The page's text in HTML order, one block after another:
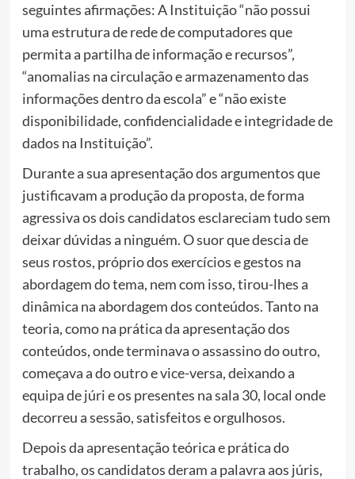
seguintes afirmações: A Instituição “não possui
uma estrutura de rede de computadores que
permita a partilha de informação e recursos”,
“anomalias na circulação e armazenamento das
informações dentro da escola” e “não existe
disponibilidade, confidencialidade e integridade de
dados na Instituição”.
Durante a sua apresentação dos argumentos que
justificavam a produção da proposta, de forma
agressiva os dois candidatos esclareciam tudo sem
deixar dúvidas a ninguém. O suor que descia de
seus rostos, próprio dos exercícios e gestos na
abordagem do tema, nem com isso, tirou-lhes a
dinâmica na abordagem dos conteúdos. Tanto na
teoria, como na prática da apresentação dos
conteúdos, onde terminava o assassino do outro,
começava a do outro e vice-versa, deixando a
equipa de júri e os presentes na sala 30, local onde
decorreu a sessão, satisfeitos e orgulhosos.
Depois da apresentação teórica e prática do
trabalho, os candidatos deram a palavra aos júris,